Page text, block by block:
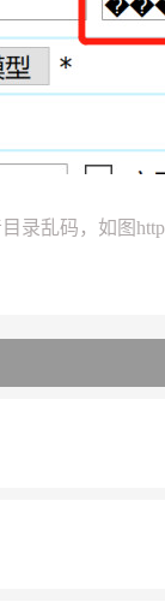
录乱码，如图